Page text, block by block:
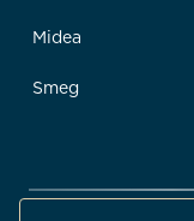
Midea
Smeg